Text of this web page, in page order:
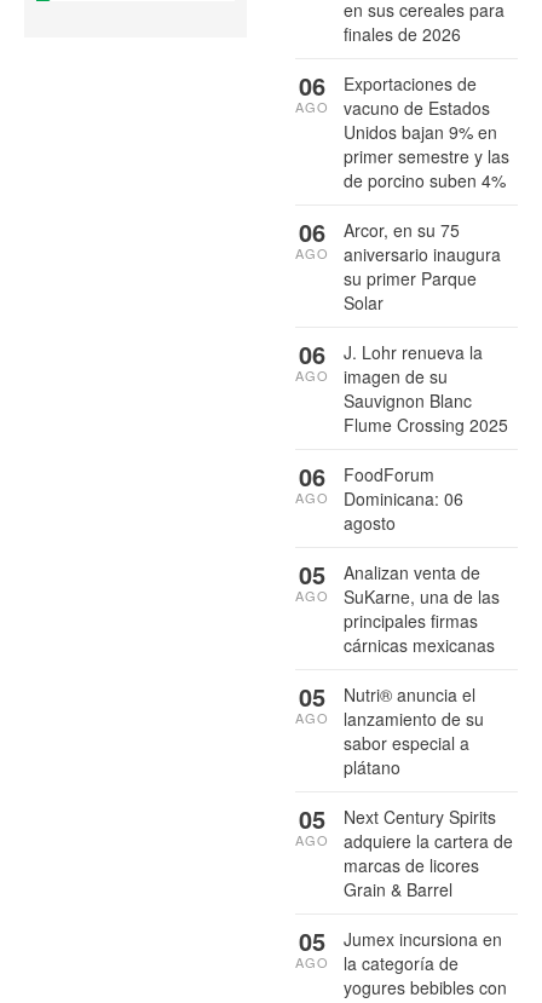
en sus cereales para
finales de 2026
Exportaciones de
vacuno de Estados
Unidos bajan 9% en
primer semestre y las
de porcino suben 4%
06
AGO
Arcor, en su 75
aniversario inaugura
su primer Parque
Solar
06
AGO
J. Lohr renueva la
imagen de su
Sauvignon Blanc
Flume Crossing 2025
06
AGO
FoodForum
Dominicana: 06
agosto
06
AGO
Analizan venta de
SuKarne, una de las
principales firmas
cárnicas mexicanas
05
AGO
Nutri® anuncia el
lanzamiento de su
sabor especial a
plátano
05
AGO
Next Century Spirits
adquiere la cartera de
marcas de licores
Grain & Barrel
05
AGO
Jumex incursiona en
la categoría de
yogures bebibles con
05
AGO